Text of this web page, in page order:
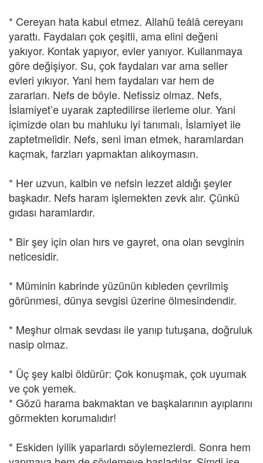
* Cereyan hata kabul etmez. Allahü teâlâ cereyanı
yarattı. Faydaları çok çeşitli, ama elini değeni
yakıyor. Kontak yapıyor, evler yanıyor. Kullanmaya
göre değişiyor. Su, çok faydaları var ama seller
evleri yıkıyor. Yani hem faydaları var hem de
zararları. Nefs de böyle. Nefissiz olmaz. Nefs,
İslamiyet’e uyarak zaptedilirse ilerleme olur. Yani
içimizde olan bu mahluku iyi tanımalı, İslamiyet ile
zaptetmelidir. Nefs, seni iman etmek, haramlardan
kaçmak, farzları yapmaktan alıkoymasın.
* Her uzvun, kalbin ve nefsin lezzet aldığı şeyler
başkadır. Nefs haram işlemekten zevk alır. Çünkü
gıdası haramlardır.
* Bir şey için olan hırs ve gayret, ona olan sevginin
neticesidir.
* Müminin kabrinde yüzünün kıbleden çevrilmiş
görünmesi, dünya sevgisi üzerine ölmesindendir.
* Meşhur olmak sevdası ile yanıp tutuşana, doğruluk
nasip olmaz.
* Üç şey kalbi öldürür: Çok konuşmak, çok uyumak
ve çok yemek.
* Gözü harama bakmaktan ve başkalarının ayıplarını
görmekten korumalıdır!
* Eskiden iyilik yaparlardı söylemezlerdi. Sonra hem